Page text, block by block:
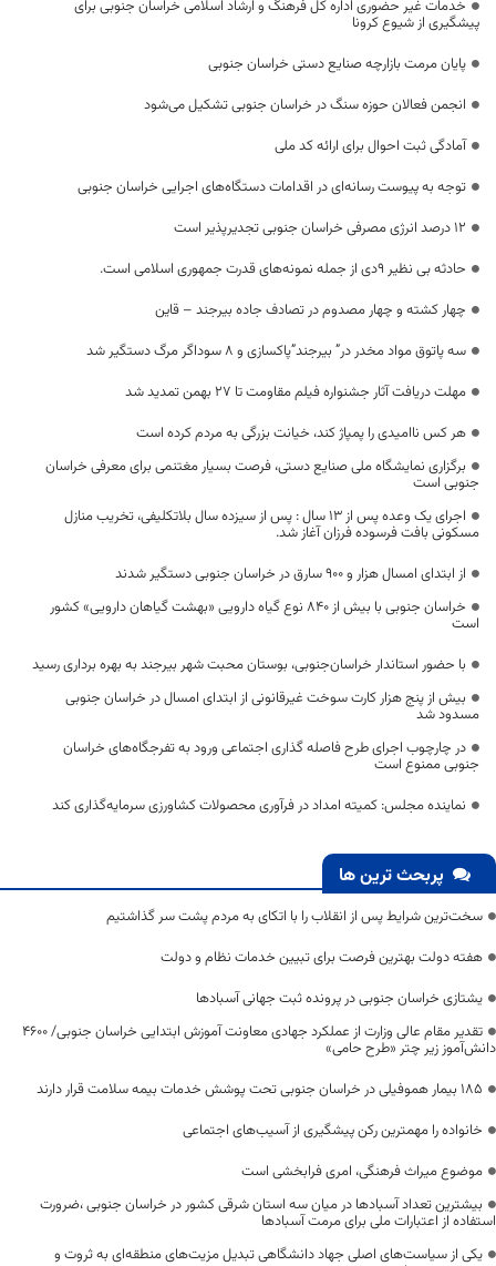
خدمات غیر حضوری اداره کل فرهنگ و ارشاد اسلامی خراسان جنوبی برای
پیشگیری از شیوع کرونا
پایان مرمت بازارچه صنایع دستی خراسان جنوبی
انجمن فعالان حوزه سنگ در خراسان جنوبی تشکیل می‌شود
آمادگی ثبت احوال برای ارائه کد ملی
توجه به پیوست رسانه‌ای در اقدامات دستگاه‌های اجرایی خراسان جنوبی
۱۲ درصد انرژی مصرفی خراسان جنوبی تجدیرپذیر است
حادثه بی نظیر ۹دی از جمله نمونه‌های قدرت جمهوری اسلامی است.
چهار کشته و چهار مصدوم در تصادف جاده بیرجند – قاین
سه پاتوق مواد مخدر در” بیرجند”پاکسازی و 8 سوداگر مرگ دستگیر شد
مهلت دریافت آثار جشنواره فیلم مقاومت تا 27 بهمن تمدید شد
هر کس ناامیدی را پمپاژ کند، خیانت بزرگی به مردم کرده است
برگزاری نمایشگاه ملی صنایع دستی، فرصت بسیار مغتنمی برای معرفی خراسان
جنوبی است
اجرای یک وعده پس از 13 سال : پس از سیزده سال بلاتکلیفی، تخریب منازل
مسکونی بافت فرسوده فرزان آغاز شد.
از ابتدای امسال هزار و ۹۰۰ سارق در خراسان جنوبی دستگیر شدند
خراسان جنوبی با بیش از ۸۴۰ نوع گیاه دارویی «بهشت گیاهان دارویی» کشور
است
با حضور استاندار خراسان‌جنوبی، بوستان محبت شهر بیرجند به بهره برداری رسید
بیش از پنج هزار کارت سوخت غیرقانونی از ابتدای امسال در خراسان جنوبی
مسدود شد
در چارچوب اجرای طرح فاصله گذاری اجتماعی ورود به تفرجگاه‌های خراسان
جنوبی ممنوع است
نماینده مجلس: کمیته امداد در فرآوری محصولات کشاورزی سرمایه‌گذاری کند
پربحث ترین ها
سخت‌ترین شرایط پس از انقلاب را با اتکای به مردم پشت سر گذاشتیم
هفته دولت بهترین فرصت برای تبیین خدمات نظام و دولت
یشتازی خراسان جنوبی در پرونده ثبت جهانی آسبادها
تقدیر مقام عالی وزارت از عملکرد جهادی معاونت آموزش ابتدایی خراسان جنوبی/ ۴۶۰۰
دانش‌آموز زیر چتر «طرح حامی»
۱۸۵ بیمار هموفیلی در خراسان جنوبی تحت پوشش خدمات بیمه سلامت قرار دارند
خانواده را مهمترین رکن پیشگیری از آسیب‌های اجتماعی
موضوع میراث فرهنگی، امری فرابخشی است
بیشترین تعداد آسبادها در میان سه استان شرقی کشور در خراسان جنوبی ،ضرورت
استفاده از اعتبارات ملی برای مرمت آسبادها
یکی از سیاست‌های اصلی جهاد دانشگاهی تبدیل مزیت‌های منطقه‌ای به ثروت و